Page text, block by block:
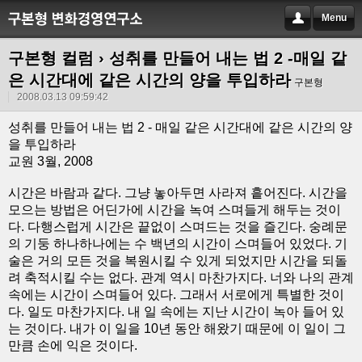
Menu
구본형 컬럼 › 성취를 만들어 내는 법 2 -매일 같
은 시간대에 같은 시간의 양을 투입하라 구본형
2008.03.13 09:59:42
성취를 만들어 내는 법 2 - 매일 같은 시간대에 같은 시간의 양
을 투입하라
교원 3월, 2008
시간은 바람과 같다. 그냥 놓아두면 사라져 흩어진다. 시간을
모으는 방법은 어딘가에 시간을 녹여 스며들게 해두는 것이
다. 다행스럽게 시간은 끝없이 스며드는 것을 즐긴다. 숭례문
의 기둥 하나하나에는 수 백년의 시간이 스며들어 있었다. 기
술은 거의 모든 것을 복원시킬 수 있게 되었지만 시간을 되돌
려 축적시킬 수는 없다. 관계 역시 마찬가지다. 너와 나의 관계
속에는 시간이 스며들어 있다. 그래서 서로에게 특별한 것이
다. 일도 마찬가지다. 내 일 속에는 지난 시간이 녹아 들어 있
는 것이다. 내가 이 일을 10년 동안 해왔기 때문에 이 일이 그
만큼 손에 익은 것이다.